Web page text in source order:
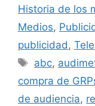
Historia de los
Medios,
publicidad ,
Etiquetas
abc,
compra de
de audiencia,